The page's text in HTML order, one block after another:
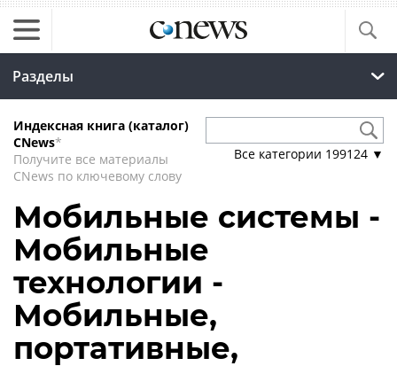
Разделы
Индексная книга (каталог)
CNews*
Получите все материалы
CNews по ключевому слову
Все категории 199124 ▼
Мобильные системы -
Мобильные
технологии -
Мобильные,
портативные,